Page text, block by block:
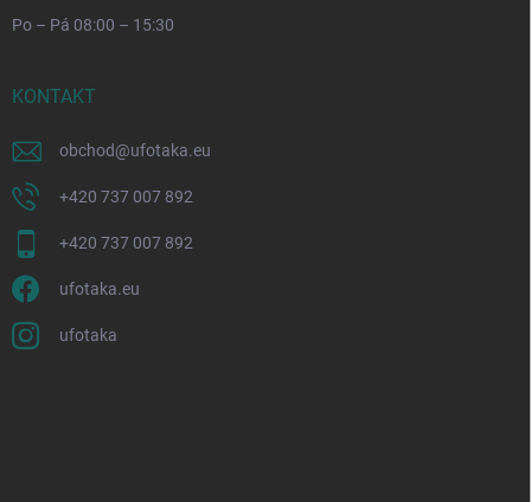
Po – Pá 08:00 – 15:30
KONTAKT
obchod@ufotaka.eu
+420 737 007 892
+420 737 007 892
ufotaka.eu
ufotaka